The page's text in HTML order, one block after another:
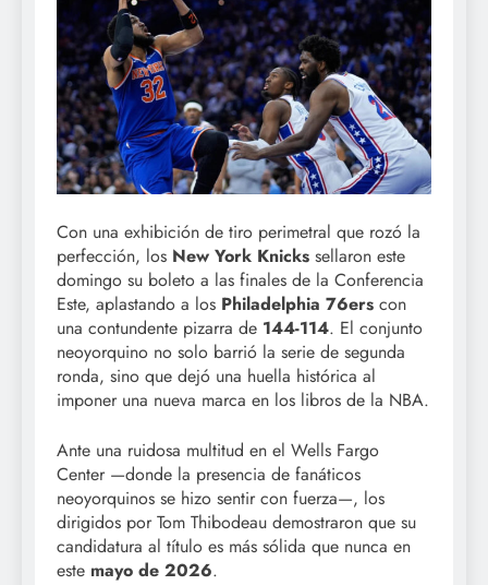
Con una exhibición de tiro perimetral que rozó la
perfección, los New York Knicks sellaron este
domingo su boleto a las finales de la Conferencia
Este, aplastando a los Philadelphia 76ers con
una contundente pizarra de 144-114. El conjunto
neoyorquino no solo barrió la serie de segunda
ronda, sino que dejó una huella histórica al
imponer una nueva marca en los libros de la NBA.
Ante una ruidosa multitud en el Wells Fargo
Center —donde la presencia de fanáticos
neoyorquinos se hizo sentir con fuerza—, los
dirigidos por Tom Thibodeau demostraron que su
candidatura al título es más sólida que nunca en
este mayo de 2026.